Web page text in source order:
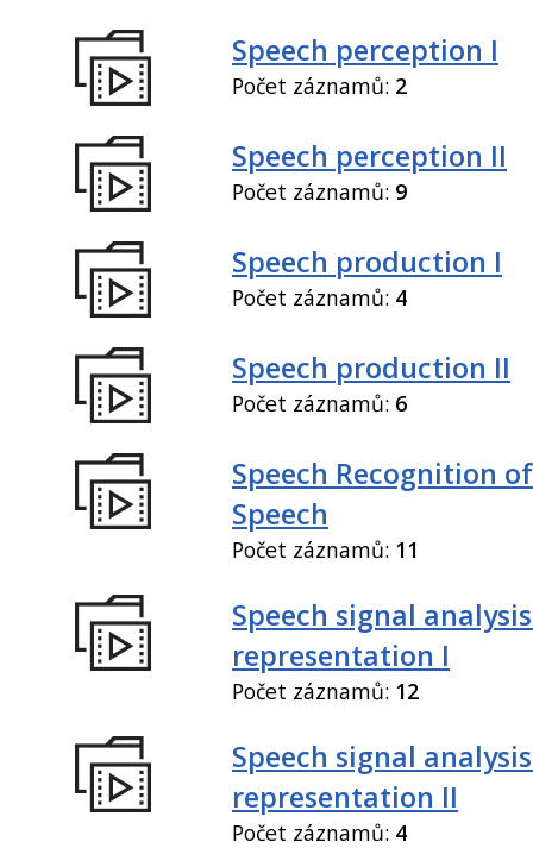
Speech perception I
Počet záznamů: 2
Speech perception II
Počet záznamů: 9
Speech production I
Počet záznamů: 4
Speech production II
Počet záznamů: 6
Speech Recognition
Speech
Počet záznamů: 11
Speech signal
representation I
Počet záznamů: 12
Speech signal
representation II
Počet záznamů: 4